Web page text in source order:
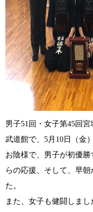
男子51回・女子第45回
武道館で、5月10日（金
お陰様で、男子が初優
らの応援、そして、早
た。
また、女子も健闘しま